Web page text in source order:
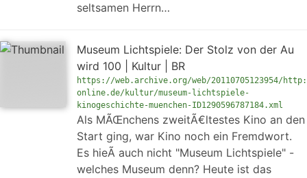
seltsamen Herrn…
Museum Lichtspiele: Der Stolz von der Au
wird 100 | Kultur | BR
https://web.archive.org/web/20110705123954/
online.de/kultur/museum-lichtspiele-
kinogeschichte-muenchen-ID1290596787184.xml
Als MÃŒnchens zweitÃ€ltestes Kino an den
Start ging, war Kino noch ein Fremdwort.
Es hieÃ auch nicht "Museum Lichtspiele" -
welches Museum denn? Heute ist das